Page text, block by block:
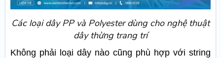
Các loại dây PP và Polyester dùng cho nghệ thuật
dây thừng trang trí
Không phải loại dây nào cũng phù hợp với string